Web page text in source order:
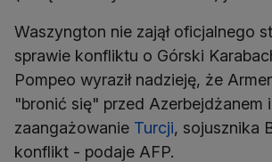
Waszyngton nie zajął oficjalnego
sprawie konfliktu o Górski
Pompeo wyraził nadzieję, że
"bronić się" przed Azerbejdżanem
zaangażowanie Turcji, sojusznika
konflikt - podaje AFP.